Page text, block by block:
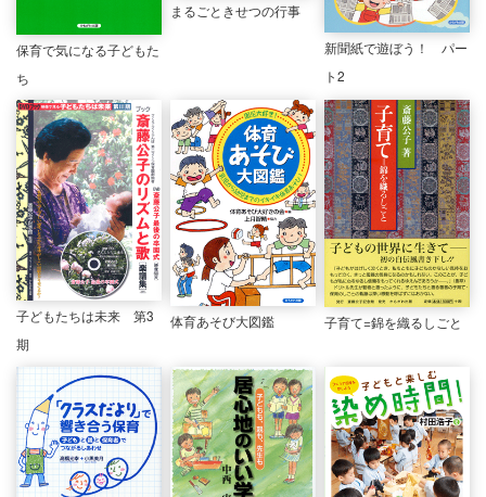
保育で気になる子どもた
ち
まるごときせつの行事
新聞紙で遊ぼう！ パー
ト2
子どもたちは未来 第3
期
体育あそび大図鑑 子育て=錦を織るしごと